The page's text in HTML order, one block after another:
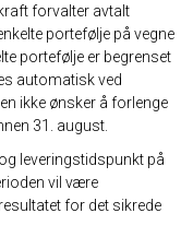
forvalter avtalt
portefølje på vegne
portefølje er begrenset
automatisk ved
ikke ønsker å forlenge
31. august.
leveringstidspunkt på
vil være
for det sikrede